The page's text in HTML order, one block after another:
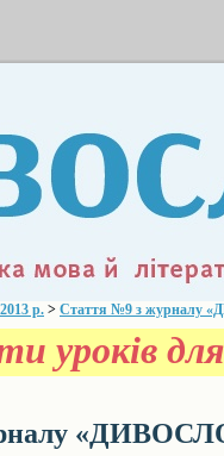
р. > Стаття №9 з журналу
уроків